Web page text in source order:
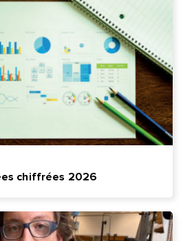
chiffrées 2026
de cette page?